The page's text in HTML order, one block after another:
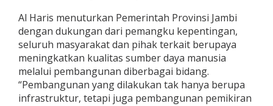
Al Haris menuturkan Pemerintah Provinsi Jambi
dengan dukungan dari pemangku kepentingan,
seluruh masyarakat dan pihak terkait berupaya
meningkatkan kualitas sumber daya manusia
melalui pembangunan diberbagai bidang.
“Pembangunan yang dilakukan tak hanya berupa
infrastruktur, tetapi juga pembangunan pemikiran